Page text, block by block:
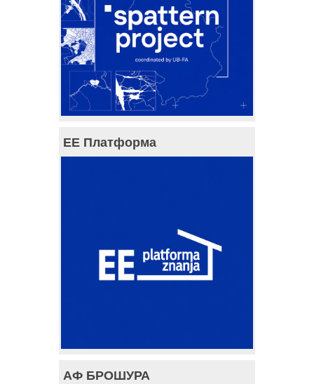
ЕЕ Платформа
АФ БРОШУРА